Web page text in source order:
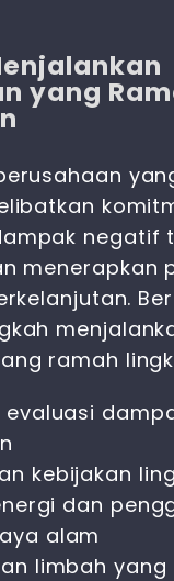
yang
negatif
menerapkan
ramah
kebijakan
dan
alam
limbah yang